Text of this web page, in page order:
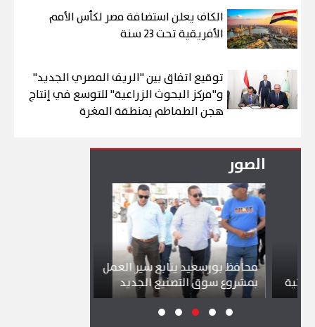
الكاف يعلن استضافة مصر لكأس الأمم
الأفريقية تحت 23 سنة
توقيع اتفاق بين "الريف المصري الجديد"
و"مركز البحوث الزراعية" للتوسع في إنتاج
هجن الطماطم بمنطقة المغرة
الصور
محافظ بورسعيد يتابع سير العمل
بمشروع سوق التصنيع الجديد